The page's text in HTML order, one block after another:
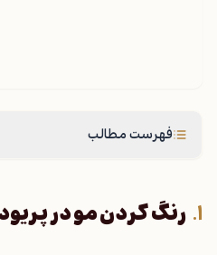
فهرست مطالب
رنگ کردن مو در